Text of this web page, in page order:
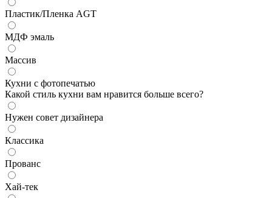
Пластик/Пленка AGT
МДФ эмаль
Массив
Кухни с фотопечатью
Какой стиль кухни вам нравится больше всего?
Нужен совет дизайнера
Классика
Прованс
Хай-тек